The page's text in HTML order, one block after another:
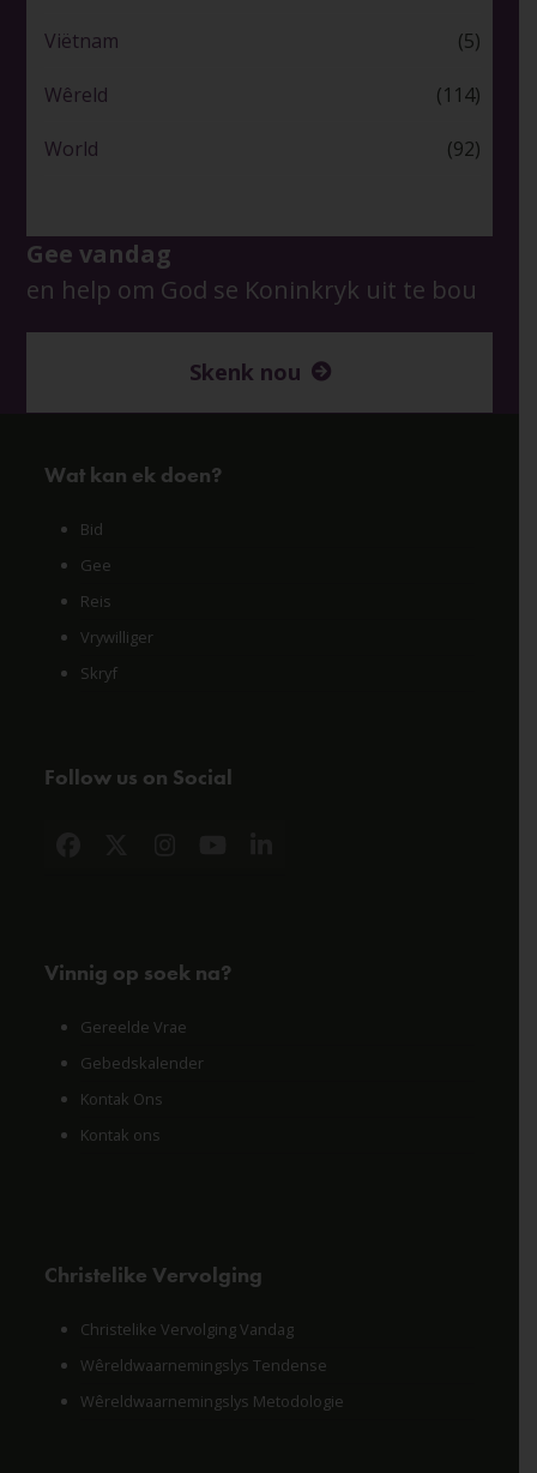
Viëtnam (5)
Wêreld (114)
World (92)
Gee vandag
en help om God se Koninkryk uit te bou
Skenk nou
Wat kan ek doen?
Bid
Gee
Reis
Vrywilliger
Skryf
Follow us on Social
Vinnig op soek na?
Gereelde Vrae
Gebedskalender
Kontak Ons
Kontak ons
Christelike Vervolging
Christelike Vervolging Vandag
Wêreldwaarnemingslys Tendense
Wêreldwaarnemingslys Metodologie